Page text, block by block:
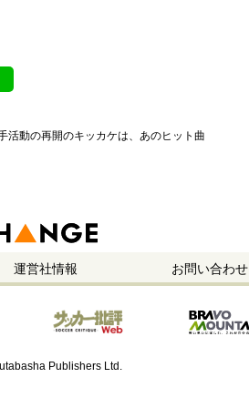
活動の再開のキッカケは、あのヒット曲
運営社情報 お問い合わせ
Publishers Ltd.